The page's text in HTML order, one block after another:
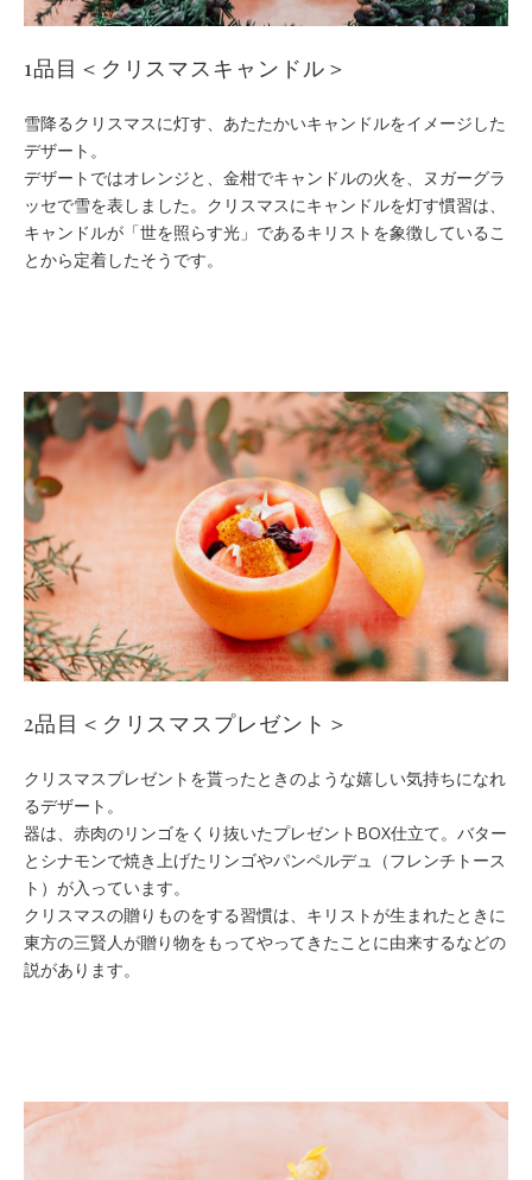
1品目＜クリスマスキャンドル＞
雪降るクリスマスに灯す、あたたかいキャンドルをイメージした
デザート。
デザートではオレンジと、金柑でキャンドルの火を、ヌガーグラ
ッセで雪を表しました。クリスマスにキャンドルを灯す慣習は、
キャンドルが「世を照らす光」であるキリストを象徴しているこ
とから定着したそうです。
2品目＜クリスマスプレゼント＞
クリスマスプレゼントを貰ったときのような嬉しい気持ちになれ
るデザート。
器は、赤肉のリンゴをくり抜いたプレゼントBOX仕立て。バター
とシナモンで焼き上げたリンゴやパンペルデュ（フレンチトース
ト）が入っています。
クリスマスの贈りものをする習慣は、キリストが生まれたときに
東方の三賢人が贈り物をもってやってきたことに由来するなどの
説があります。